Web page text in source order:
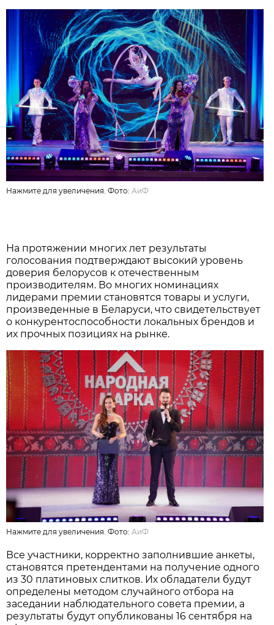
Нажмите для увеличения. Фото:АиФ
На протяжении многих лет результаты
голосования подтверждают высокий уровень
доверия белорусов к отечественным
производителям. Во многих номинациях
лидерами премии становятся товары и услуги,
произведенные в Беларуси, что свидетельствует
о конкурентоспособности локальных брендов и
их прочных позициях на рынке.
Нажмите для увеличения. Фото:АиФ
Все участники, корректно заполнившие анкеты,
становятся претендентами на получение одного
из 30 платиновых слитков. Их обладатели будут
определены методом случайного отбора на
заседании наблюдательного совета премии, а
результаты будут опубликованы 16 сентября на